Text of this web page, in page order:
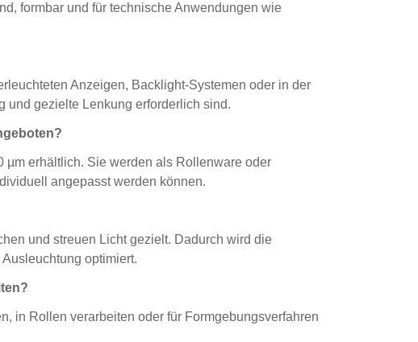
formbar und für technische Anwendungen wie
Anzeigen, Backlight-Systemen oder in der
und gezielte Lenkung erforderlich sind.
erhältlich. Sie werden als Rollenware oder
angepasst werden können.
und streuen Licht gezielt. Dadurch wird die
optimiert.
in Rollen verarbeiten oder für Formgebungsverfahren